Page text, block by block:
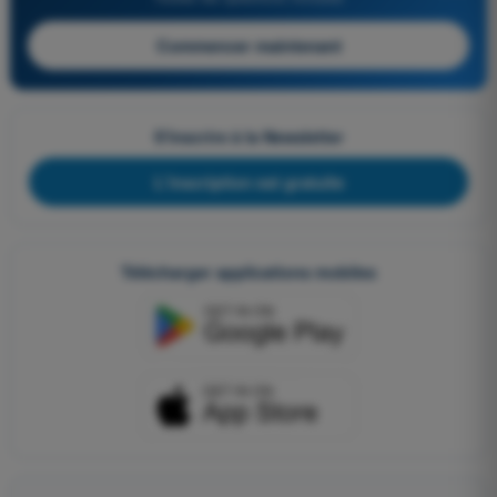
Commencer maintenant
S'inscrire à la Newsletter
L'inscription est gratuite
Télécharger applications mobiles